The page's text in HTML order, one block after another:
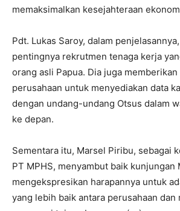
memaksimalkan kesejahteraan
Pdt. Lukas Saroy, dalam
pentingnya rekrutmen tenaga kerja
orang asli Papua. Dia juga
perusahaan untuk menyediakan data
dengan undang-undang Otsus dalam
ke depan.
Sementara itu, Marsel Piribu, sebagai
PT MPHS, menyambut baik kunjungan
mengekspresikan harapannya untuk
yang lebih baik antara perusahaan dan